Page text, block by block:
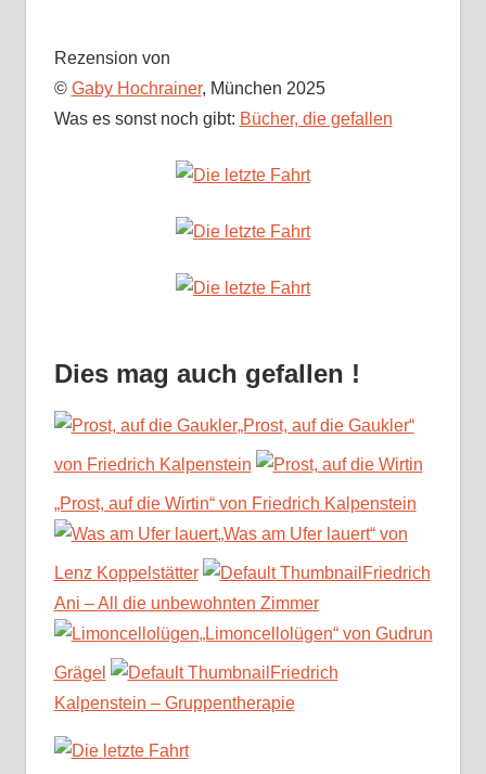
Rezension von
© Gaby Hochrainer, München 2025
Was es sonst noch gibt: Bücher, die gefallen
Dies mag auch gefallen !
„Prost, auf die Gaukler“
von Friedrich Kalpenstein
„Prost, auf die Wirtin“ von Friedrich Kalpenstein
„Was am Ufer lauert“ von
Lenz Koppelstätter
Friedrich
Ani – All die unbewohnten Zimmer
„Limoncellolügen“ von Gudrun
Grägel
Friedrich
Kalpenstein – Gruppentherapie